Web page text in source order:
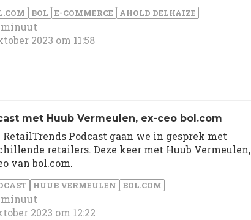
BOL E-COMMERCE AHOLD DELHAIZE
minuut
2023 om 11:58
met Huub Vermeulen, ex-ceo bol.com
RetailTrends Podcast gaan we in gesprek met
retailers. Deze keer met Huub Vermeulen,
van bol.com.
HUUB VERMEULEN BOL.COM
minuut
2023 om 12:22